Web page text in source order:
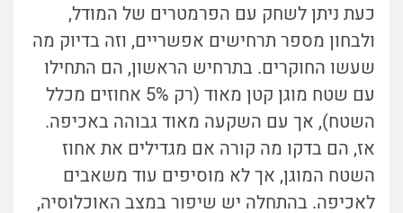
כעת ניתן לשחק עם הפרמטרים של המודל,
ולבחון מספר תרחישים אפשריים, וזה בדיוק מה
שעשו החוקרים. בתרחיש הראשון, הם התחילו
עם שטח מוגן קטן מאוד (רק 5% אחוזים מכלל
השטח), אך עם השקעה מאוד גבוהה באכיפה.
אז, הם בדקו מה קורה אם מגדילים את אחוז
השטח המוגן, אך לא מוסיפים עוד משאבים
לאכיפה. בהתחלה יש שיפור במצב האוכלוסיה,